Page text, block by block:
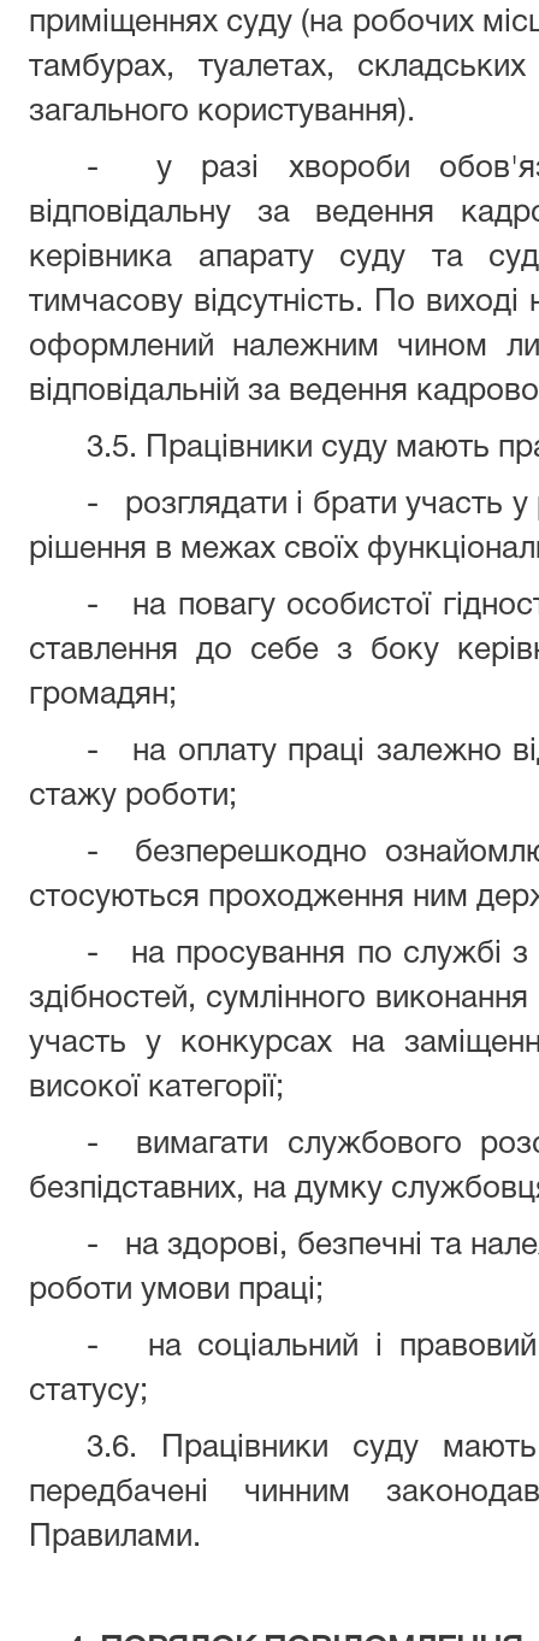
приміщеннях суду (на робочих
тамбурах, туалетах,
загального користування).
- у разі хвороби
відповідальну за ведення
керівника апарату суду та
тимчасову відсутність. По
оформлений належним чином
відповідальній за ведення
3.5. Працівники суду мають
- розглядати і брати участь у
рішення в межах своїх
- на повагу особистої
ставлення до себе з боку
громадян;
- на оплату праці залежно
стажу роботи;
- безперешкодно
стосуються проходження ним
- на просування по службі з
здібностей, сумлінного
участь у конкурсах на
високої категорії;
- вимагати службового
безпідставних, на думку
- на здорові, безпечні та
роботи умови праці;
- на соціальний і правовий
статусу;
3.6. Працівники суду
передбачені чинним
Правилами.